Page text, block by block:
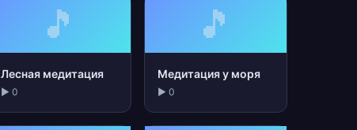
🎵
Лесная медитация
▶ 0
🎵
Медитация у моря
▶ 0